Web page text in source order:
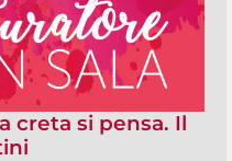
creta si pensa. Il